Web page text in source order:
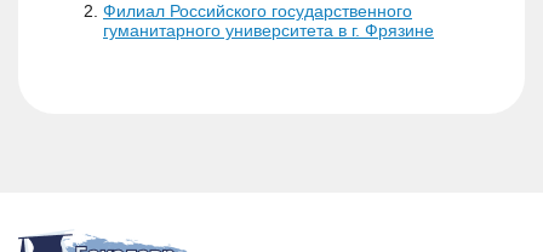
Филиал Российского государственного
гуманитарного университета в г. Фрязине